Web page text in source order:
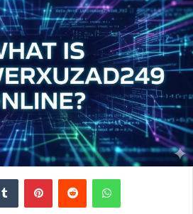
Tumblr PinterestReddit WhatsApp